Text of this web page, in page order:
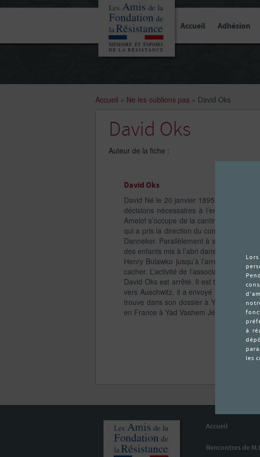
Accueil Adhésion
Accueil » Ne les oublions pas » David Oks
David Oks
Auteur de la fiche :
David Oks
David Né le 20 janvier 1895 à Kowel
décisions nécessaires à l’entraide aux
Amelot s’occupe de la cantine populaire
qui a pris la direction du comité de la
Danneker. Parallèlement à son activité
des enfants mis à l’abri dans des
Henry Bulawko jusqu’à l’arrestation de
cacher. L’activité de l’association ayant
David Oks est arrêté. Il est torturé, mais
vers Auschwitz, il a envoyé une carte
trouve dans son dossier à Yad Vashem.
en France à Yad Vashem Jérusalem :
Accueil
Rencontres de
Panneau de gestion des cookies